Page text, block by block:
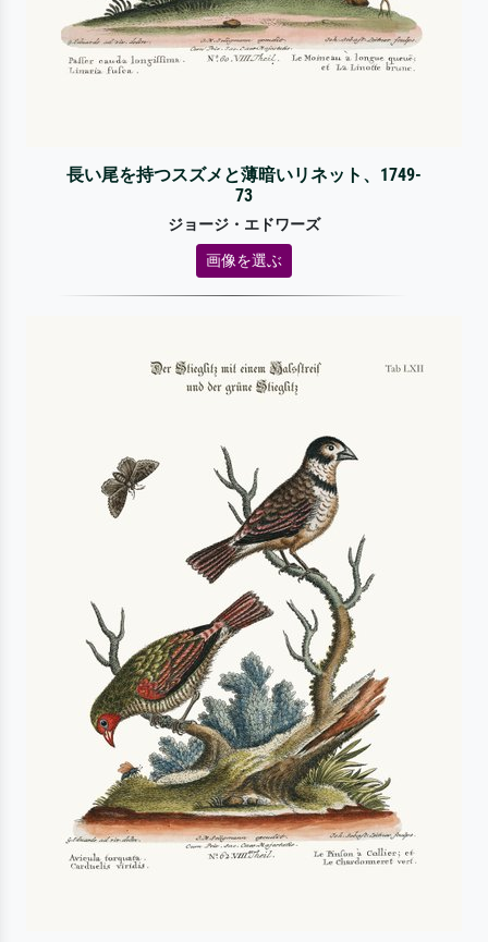
長い尾を持つスズメと薄暗いリネット、1749-
73
ジョージ・エドワーズ
画像を選ぶ